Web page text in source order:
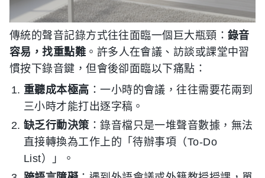
傳統的聲音記錄方式往往面臨一個巨大瓶頸： 錄音
容易，找重點難 。許多人在會議、訪談或課堂中習
慣按下錄音鍵，但會後卻面臨以下痛點：
重聽成本極高 ：一小時的會議，往往需要花兩到
三小時才能打出逐字稿。
缺乏行動決策 ：錄音檔只是一堆聲音數據，無法
直接轉換為工作上的「待辦事項（To-Do
List）」。